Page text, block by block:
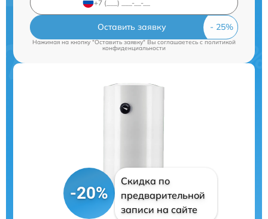
Оставить заявку
Нажимая на кнопку "Оставить заявку" Вы соглашаетесь cполитикой
конфиденциальности
-20%
Скидка по
предварительной
записи на сайте